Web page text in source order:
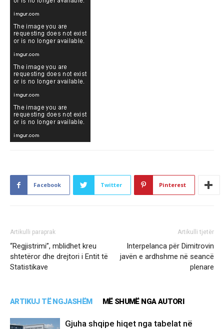
Facebook Twitter Pinterest
Artikulli paraprak
“Regjistrimi”, mblidhet kreu
shtetëror dhe drejtori i Entit të
Statistikave
Artikulli tjetër
Interpelanca për Dimitrovin
javën e ardhshme në seancë
plenare
ARTIKUJ TË NGJASHËM MË SHUMË NGA AUTORI
Gjuha shqipe hiqet nga tabelat në